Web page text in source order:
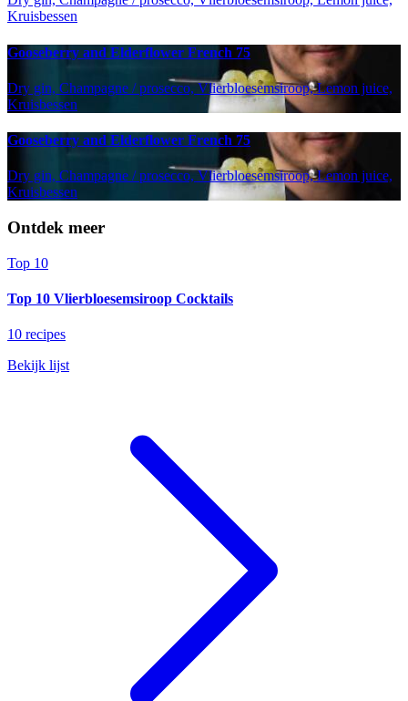
Kruisbessen
Gooseberry and Elderflower French 75
Dry gin, Champagne / prosecco, Vlierbloesemsiroop, Lemon juice,
Kruisbessen
Gooseberry and Elderflower French 75
Dry gin, Champagne / prosecco, Vlierbloesemsiroop, Lemon juice,
Kruisbessen
Ontdek meer
Top 10
Top 10 Vlierbloesemsiroop Cocktails
10 recipes
Bekijk lijst